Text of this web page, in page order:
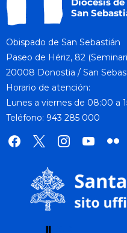
Obispado de San Sebastián
Paseo de Hériz, 82
20008 Donostia / San
Horario de atención:
Lunes a viernes de 08:00 a
Teléfono: 943 285 000
facebook
x instagramyoutube
flickr